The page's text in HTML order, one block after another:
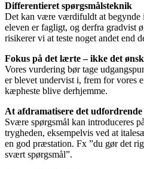
Differentieret spørgsmålsteknik
Det kan være værdifuldt at begynde
eleven er fagligt, og derfra gradvist
risikerer vi at teste noget andet end
Fokus på det lærte – ikke det
Vores vurdering bør tage
er blevet undervist i, frem for vores
kæpheste blive derhjemme.
At afdramatisere det udfordrende
Svære spørgsmål kan introduceres
trygheden, eksempelvis ved at
en god præstation. Fx ”du gør det
svært spørgsmål”.